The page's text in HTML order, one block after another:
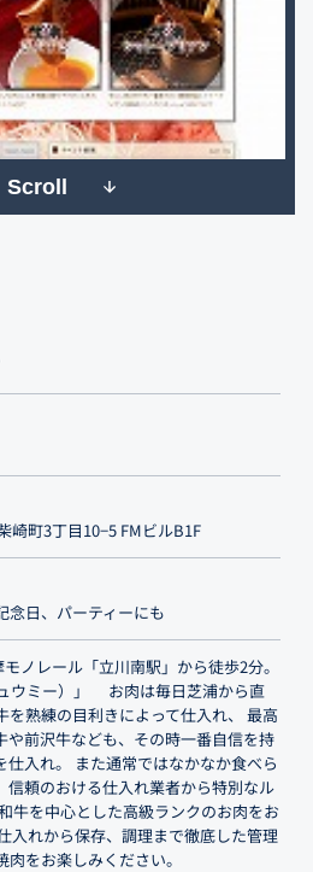
Scroll
町3丁目10−5 FMビルB1F
日、パーティーにも
ノレール「立川南駅」から徒歩2分。
ウミー）」 お肉は毎日芝浦から直
を熟練の目利きによって仕入れ、 最高
や前沢牛なども、その時一番自信を持
仕入れ。 また通常ではなかなか食べら
信頼のおける仕入れ業者から特別なル
牛を中心とした高級ランクのお肉をお
入れから保存、調理まで徹底した管理
をお楽しみください。